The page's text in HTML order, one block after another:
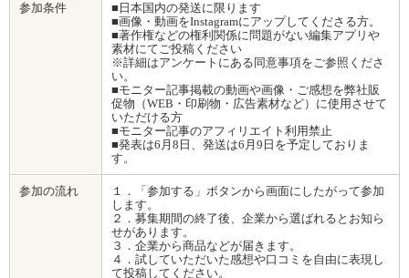
参加条件
■日本国内の発送に限ります
■画像・動画をInstagramにアップしてくださる方。
■著作権などの権利関係に問題がない編集アプリや
素材にてご投稿ください
※詳細はアンケートにある同意事項をご参照くださ
い。
■モニター記事掲載の動画や画像・ご感想を弊社販
促物（WEB・印刷物・広告素材など）に使用させて
いただける方
■モニター記事のアフィリエイト利用禁止
■発表は6月8日、発送は6月9日を予定しておりま
す。
参加の流れ
１．「参加する」ボタンから画面にしたがって参加
します。
２．募集期間の終了後、企業から選ばれるとお知ら
せがあります。
３．企業から商品などが届きます。
４．試していただいた感想や口コミを自由に表現し
て投稿してください。